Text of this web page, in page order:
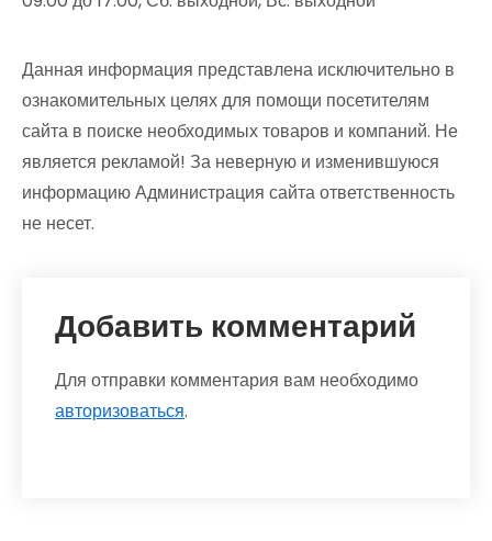
Данная информация представлена исключительно в
ознакомительных целях для помощи посетителям
сайта в поиске необходимых товаров и компаний. Не
является рекламой! За неверную и изменившуюся
информацию Администрация сайта ответственность
не несет.
Добавить комментарий
Для отправки комментария вам необходимо
авторизоваться.